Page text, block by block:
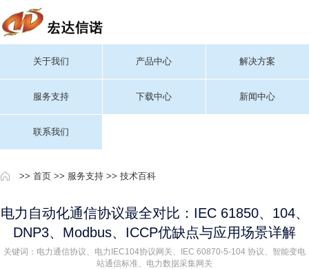
关于我们 产品中心 解决方案
服务支持 下载中心 新闻中心
联系我们
>> 首页 >> 服务支持 >> 技术百科
电力自动化通信协议最全对比：IEC 61850、104、
DNP3、Modbus、ICCP优缺点与应用场景详解
关键词：电力通信协议、电力IEC104协议网关、IEC 60870-5-104 协议、智能变电
站通信标准、电力数据采集网关